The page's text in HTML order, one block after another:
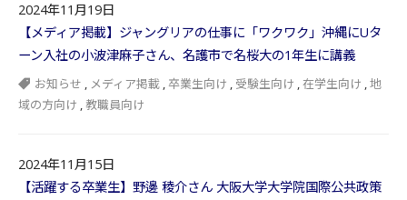
2024年11月19日
【メディア掲載】ジャングリアの仕事に「ワクワク」沖縄にUタ
ーン入社の小波津麻子さん、名護市で名桜大の1年生に講義
お知らせ , メディア掲載 ,卒業生向け , 受験生向け ,在学生向け ,地
域の方向け , 教職員向け
2024年11月15日
【活躍する卒業生】野邊 稜介さん 大阪大学大学院国際公共政策